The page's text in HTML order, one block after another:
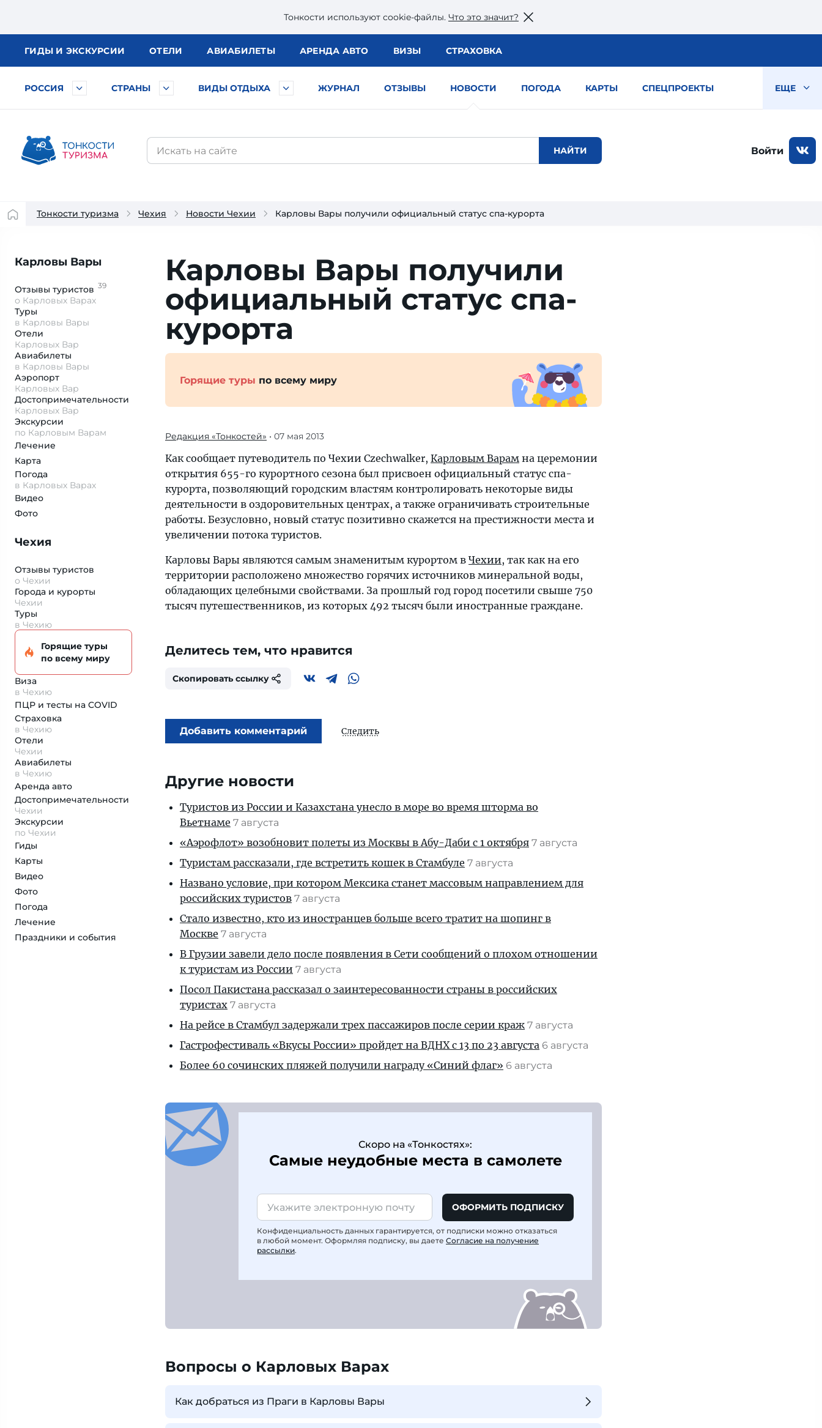
Тонкости используют сookie-файлы. Что это значит?
ГИДЫ И ЭКСКУРСИИ ОТЕЛИ АВИАБИЛЕТЫ АРЕНДА АВТО ВИЗЫ СТРАХОВКА
РОССИЯ СТРАНЫ ВИДЫ ОТДЫХА ЖУРНАЛ ОТЗЫВЫ НОВОСТИ ПОГОДА КАРТЫ СПЕЦПРОЕКТЫ ЕЩЕ
Войти
Тонкости туризма Чехия Новости Чехии Карловы Вары получили официальный статус спа-курорта
Карловы Вары
Отзывы туристов 39
о Карловых Варах
Туры
в Карловы Вары
Отели
Карловых Вар
Авиабилеты
в Карловы Вары
Аэропорт
Карловых Вар
Достопримеча­тельности
Карловых Вар
Экскурсии
по Карловым Варам
Лечение
Карта
Погода
в Карловых Варах
Видео
Фото
Чехия
Отзывы туристов
о Чехии
Города и курорты
Чехии
Туры
в Чехию
Горящие туры
по всему миру
Виза
в Чехию
ПЦР и тесты на COVID
Страховка
в Чехию
Отели
Чехии
Авиабилеты
в Чехию
Аренда авто
Достопримеча­тельности
Чехии
Экскурсии
по Чехии
Гиды
Карты
Видео
Фото
Погода
Лечение
Праздники и события
Карловы Вары получили
официальный статус спа-
курорта
Горящие туры по всему миру
Редакция «Тонкостей» • 07 мая 2013
Как сообщает путеводитель по Чехии Czechwalker, Карловым Варам на церемонии
открытия 655-го курортного сезона был присвоен официальный статус спа-
курорта, позволяющий городским властям контролировать некоторые виды
деятельности в оздоровительных центрах, а также ограничивать строительные
работы. Безусловно, новый статус позитивно скажется на престижности места и
увеличении потока туристов.
Карловы Вары являются самым знаменитым курортом в Чехии, так как на его
территории расположено множество горячих источников минеральной воды,
обладающих целебными свойствами. За прошлый год город посетили свыше 750
тысяч путешественников, из которых 492 тысяч были иностранные граждане.
Делитесь тем, что нравится
Скопировать ссылку
Добавить комментарий Следить
Другие новости
Туристов из России и Казахстана унесло в море во время шторма во
Вьетнаме 7 августа
«Аэрофлот» возобновит полеты из Москвы в Абу-Даби с 1 октября 7 августа
Туристам рассказали, где встретить кошек в Стамбуле 7 августа
Названо условие, при котором Мексика станет массовым направлением для
российских туристов 7 августа
Стало известно, кто из иностранцев больше всего тратит на шопинг в
Москве 7 августа
В Грузии завели дело после появления в Сети сообщений о плохом отношении
к туристам из России 7 августа
Посол Пакистана рассказал о заинтересованности страны в российских
туристах 7 августа
На рейсе в Стамбул задержали трех пассажиров после серии краж 7 августа
Гастрофестиваль «Вкусы России» пройдет на ВДНХ с 13 по 23 августа 6 августа
Более 60 сочинских пляжей получили награду «Синий флаг» 6 августа
Скоро на «Тонкостях»:
Самые неудобные места в самолете
ОФОРМИТЬ ПОДПИСКУ
Конфиденциальность данных гарантируется, от подписки можно отказаться
в любой момент. Оформляя подписку, вы даете Согласие на получение
рассылки.
Вопросы о Карловых Варах
Как добраться из Праги в Карловы Вары